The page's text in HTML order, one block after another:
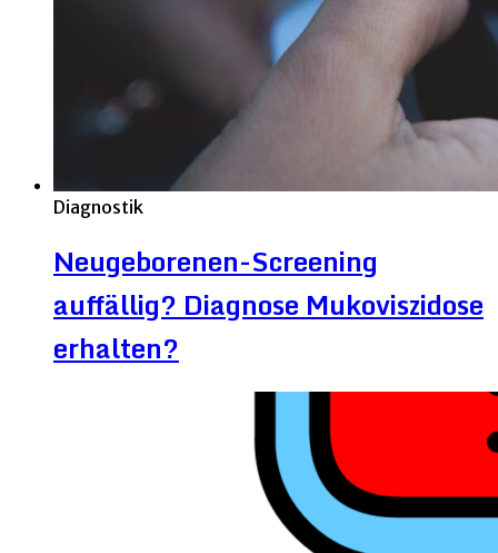
Diagnostik
Neugeborenen-Screening
auffällig? Diagnose Mukoviszidose
erhalten?